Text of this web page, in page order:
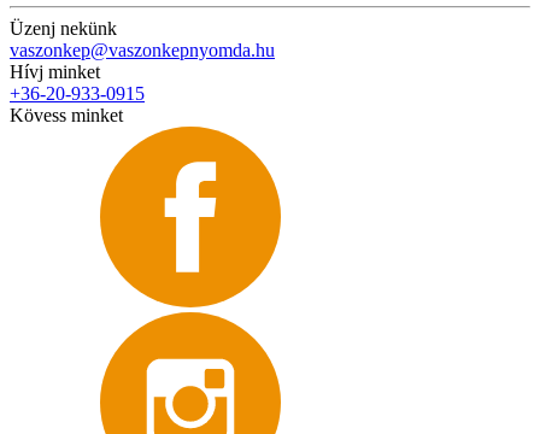
Üzenj nekünk
vaszonkep@vaszonkepnyomda.hu
Hívj minket
+36-20-933-0915
Kövess minket